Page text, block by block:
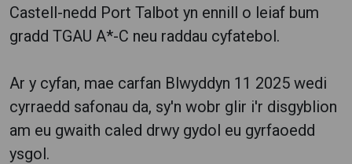
Castell-nedd Port Talbot yn ennill o leiaf bum
gradd TGAU A*-C neu raddau cyfatebol.
Ar y cyfan, mae carfan Blwyddyn 11 2025 wedi
cyrraedd safonau da, sy'n wobr glir i'r disgyblion
am eu gwaith caled drwy gydol eu gyrfaoedd
ysgol.